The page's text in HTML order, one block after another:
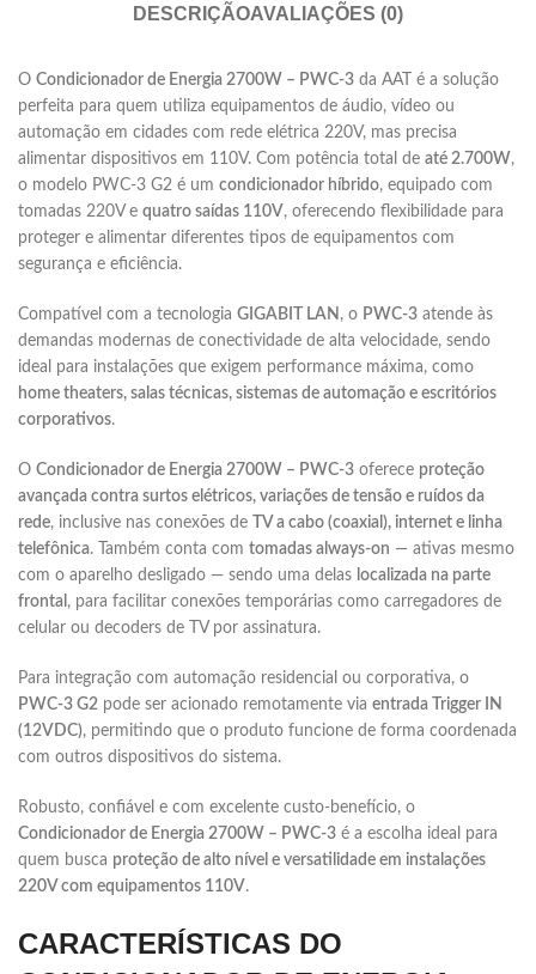
DESCRIÇÃOAVALIAÇÕES (0)
O Condicionador de Energia 2700W – PWC-3 da AAT é a solução
perfeita para quem utiliza equipamentos de áudio, vídeo ou
automação em cidades com rede elétrica 220V, mas precisa
alimentar dispositivos em 110V. Com potência total de até 2.700W,
o modelo PWC-3 G2 é um condicionador híbrido, equipado com
tomadas 220V e quatro saídas 110V, oferecendo flexibilidade para
proteger e alimentar diferentes tipos de equipamentos com
segurança e eficiência.
Compatível com a tecnologia GIGABIT LAN , o PWC-3 atende às
demandas modernas de conectividade de alta velocidade, sendo
ideal para instalações que exigem performance máxima, como
home theaters, salas técnicas, sistemas de automação e escritórios
corporativos.
O Condicionador de Energia 2700W – PWC-3 oferece proteção
avançada contra surtos elétricos, variações de tensão e ruídos da
rede, inclusive nas conexões de
TV a cabo (coaxial), internet e linha
telefônica. Também conta com tomadas always-on — ativas mesmo
com o aparelho desligado — sendo uma delas localizada na parte
frontal , para facilitar conexões temporárias como carregadores de
celular ou decoders de TV por assinatura.
Para integração com automação residencial ou corporativa, o
PWC-3 G2 pode ser acionado remotamente via entrada Trigger IN
(12VDC), permitindo que o produto funcione de forma coordenada
com outros dispositivos do sistema.
Robusto, confiável e com excelente custo-benefício, o
Condicionador de Energia 2700W – PWC-3 é a escolha ideal para
quem busca proteção de alto nível e versatilidade em instalações
220V com equipamentos 110V.
CARACTERÍSTICAS DO